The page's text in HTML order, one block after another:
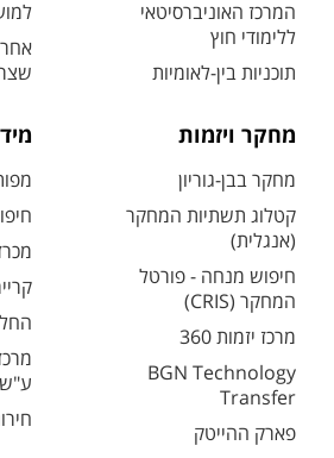
המרכז האוניברסיטאי
ללימודי חוץ
תוכניות בין-לאומיות
מחקר ויזמות
מחקר בבן-גוריון
קטלוג תשתיות המחקר
(אנגלית)
חיפוש מנחה - פורטל
המחקר (CRIS)
מרכז יזמות 360
BGN Technology
Transfer
פארק ההייטק
ע"ש